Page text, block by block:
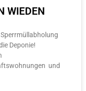
WIEDEN
Deponie!
und